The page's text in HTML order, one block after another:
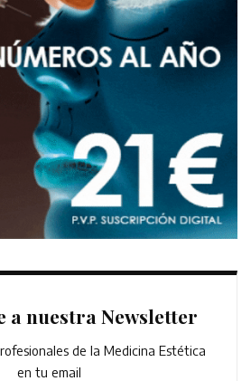
a nuestra Newsletter
de la Medicina Estética
en tu email